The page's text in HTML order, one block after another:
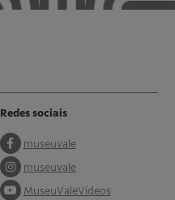
Redes sociais
museuvale
museuvale
MuseuValeVideos